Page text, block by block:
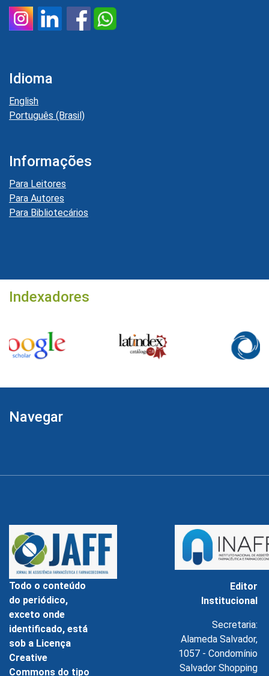
Idioma
English
Português (Brasil)
Informações
Para Leitores
Para Autores
Para Bibliotecários
Indexadores
Navegar
Todo o conteúdo
do periódico,
exceto onde
identificado, está
sob a Licença
Creative
Commons do tipo
Editor
Institucional
Secretaria:
Alameda Salvador,
1057 - Condomínio
Salvador Shopping